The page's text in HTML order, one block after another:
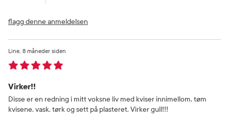
flagg denne anmeldelsen
Virker!!
8 måneder siden
Line
Disse er en redning i mitt voksne liv med kviser innimellom, tøm
kvisene, vask, tørk og sett på plasteret. Virker gull!!!